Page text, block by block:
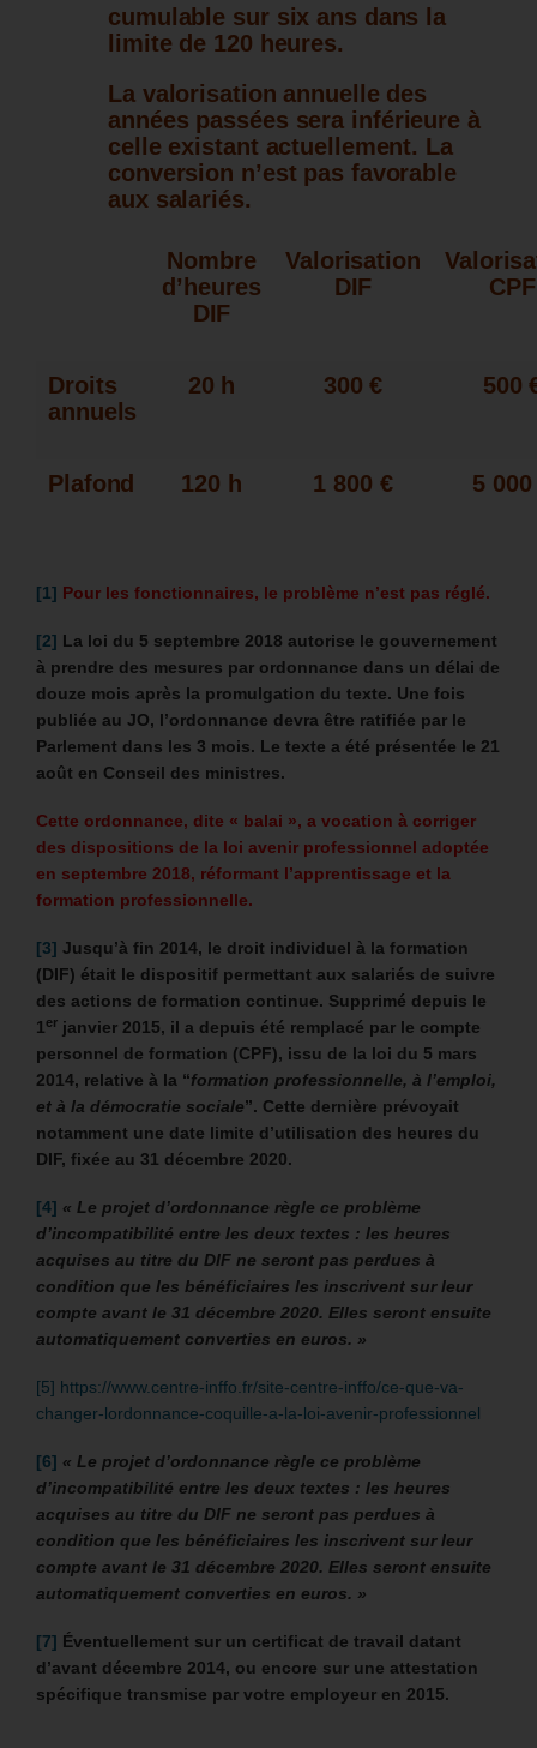
cumulable sur six ans dans la
limite de 120 heures.
La valorisation annuelle des
années passées sera inférieure à
celle existant actuellement. La
conversion n’est pas favorable
aux salariés.
Nombre
d’heures
DIF
Valorisation
DIF
CPF
Droits
annuels
20 h 300 € 500
Plafond 120 h 1 800 € 5
[1] Pour les fonctionnaires, le problème n’est pas réglé.
[2] La loi du 5 septembre 2018 autorise le gouvernement
à prendre des mesures par ordonnance dans un délai de
douze mois après la promulgation du texte. Une fois
publiée au JO, l’ordonnance devra être ratifiée par le
Parlement dans les 3 mois. Le texte a été présentée le 21
août en Conseil des ministres.
Cette ordonnance, dite « balai », a vocation à corriger
des dispositions de la loi avenir professionnel adoptée
en septembre 2018, réformant l’apprentissage et la
formation professionnelle.
[3] Jusqu’à fin 2014, le droit individuel à la formation
(DIF) était le dispositif permettant aux salariés de suivre
des actions de formation continue. Supprimé depuis le
1er janvier 2015, il a depuis été remplacé par le compte
personnel de formation (CPF), issu de la loi du 5 mars
2014, relative à la “formation professionnelle, à l’emploi,
et à la démocratie sociale”. Cette dernière prévoyait
notamment une date limite d’utilisation des heures du
DIF, fixée au 31 décembre 2020.
[4] « Le projet d’ordonnance règle ce problème
d’incompatibilité entre les deux textes : les heures
acquises au titre du DIF ne seront pas perdues à
condition que les bénéficiaires les inscrivent sur leur
compte avant le 31 décembre 2020. Elles seront ensuite
automatiquement converties en euros. »
[5] https://www.centre-inffo.fr/site-centre-inffo/ce-que-va-
changer-lordonnance-coquille-a-la-loi-avenir-professionnel
[6] « Le projet d’ordonnance règle ce problème
d’incompatibilité entre les deux textes : les heures
acquises au titre du DIF ne seront pas perdues à
condition que les bénéficiaires les inscrivent sur leur
compte avant le 31 décembre 2020. Elles seront ensuite
automatiquement converties en euros. »
[7] Éventuellement sur un certificat de travail datant
d’avant décembre 2014, ou encore sur une attestation
spécifique transmise par votre employeur en 2015.